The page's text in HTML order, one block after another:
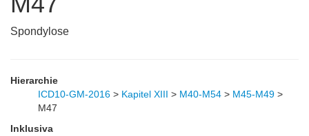
Spondylose
Hierarchie
ICD10-GM-2016 > Kapitel XIII > M40-M54 > M45-M49 >
M47
Inklusiva